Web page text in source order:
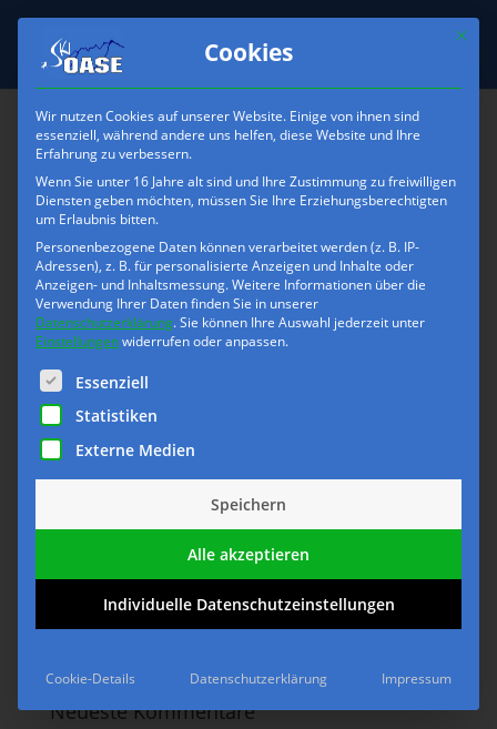
skioase-
Freerideausruestung-
ABS-Rucksack
Neueste Kommentare
Mit
Cookies
Wir nutzen Cookies auf unserer Website. Einige von ihnen sind
essenziell, während andere uns helfen, diese Website und Ihre
Erfahrung zu verbessern.
Wenn Sie unter 16 Jahre alt sind und Ihre Zustimmung zu freiwilligen
Diensten geben möchten, müssen Sie Ihre Erziehungsberechtigten
um Erlaubnis bitten.
Personenbezogene Daten können verarbeitet werden (z. B. IP-
Adressen), z. B. für personalisierte Anzeigen und Inhalte oder
Anzeigen- und Inhaltsmessung.Weitere Informationen über die
Verwendung Ihrer Daten finden Sie in unserer
Datenschutzerklärung.Sie können Ihre Auswahl jederzeit unter
Einstellungenwiderrufen oder anpassen.
Es folgt eine Liste der Service-Gruppen, für die eine
Essenziell
Statistiken
Externe Medien
Speichern
Alle akzeptieren
Individuelle Datenschutzeinstellungen
Cookie-Details Datenschutzerklärung Impressum